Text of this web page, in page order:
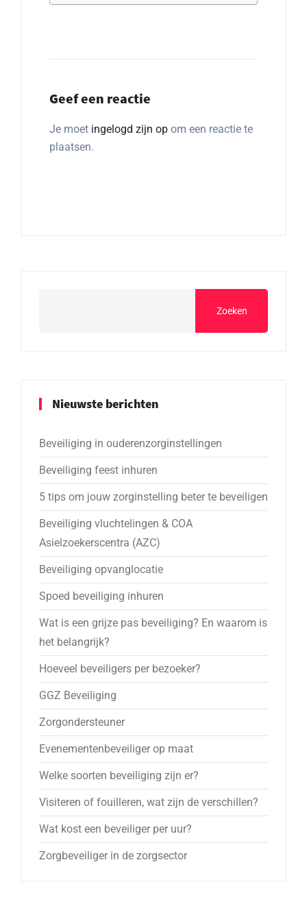
Geef een reactie
Je moet ingelogd zijn op om een reactie te
plaatsen.
Zoeken
Nieuwste berichten
Beveiliging in ouderenzorginstellingen
Beveiliging feest inhuren
5 tips om jouw zorginstelling beter te beveiligen
Beveiliging vluchtelingen & COA
Asielzoekerscentra (AZC)
Beveiliging opvanglocatie
Spoed beveiliging inhuren
Wat is een grijze pas beveiliging? En waarom is
het belangrijk?
Hoeveel beveiligers per bezoeker?
GGZ Beveiliging
Zorgondersteuner
Evenementenbeveiliger op maat
Welke soorten beveiliging zijn er?
Visiteren of fouilleren, wat zijn de verschillen?
Wat kost een beveiliger per uur?
Zorgbeveiliger in de zorgsector